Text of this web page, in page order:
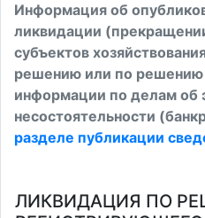
Информация об
ликвидации
субъектов
решению или по решению
информации по делам об
несостоятельности
разделе публикации
ЛИКВИДАЦИЯ ПО